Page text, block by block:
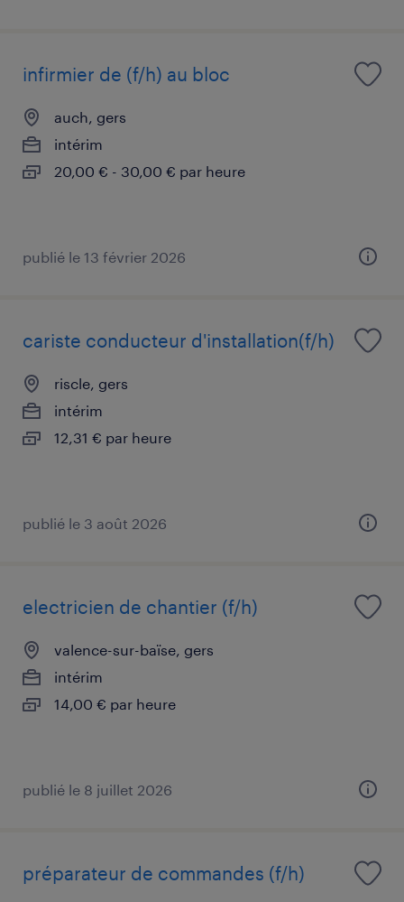
infirmier de (f/h) au bloc
auch, gers
intérim
20,00 € - 30,00 € par heure
publié le 13 février 2026
cariste conducteur d'installation(f/h)
riscle, gers
intérim
12,31 € par heure
publié le 3 août 2026
electricien de chantier (f/h)
valence-sur-baïse, gers
intérim
14,00 € par heure
publié le 8 juillet 2026
préparateur de commandes (f/h)